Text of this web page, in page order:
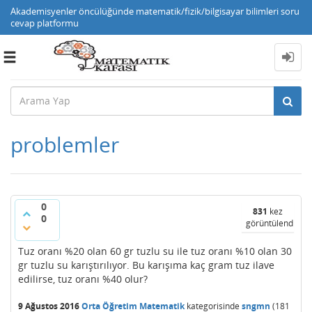
Akademisyenler öncülüğünde matematik/fizik/bilgisayar bilimleri soru
cevap platformu
Toggle
problemler
0
0
831 kez
görüntülendi
Tuz oranı %20 olan 60 gr tuzlu su ile tuz oranı %10 olan 30
gr tuzlu su karıştırılıyor. Bu karışıma kaç gram tuz ilave
edilirse, tuz oranı %40 olur?
9 Ağustos 2016Orta Öğretim Matematikkategorisinde sngmn (181